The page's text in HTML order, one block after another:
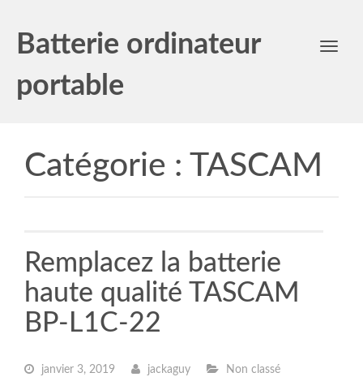
Batterie ordinateur
portable
Toggle
Catégorie : TASCAM
Remplacez la batterie
haute qualité TASCAM
BP-L1C-22
janvier 3, 2019 jackaguy Non classé